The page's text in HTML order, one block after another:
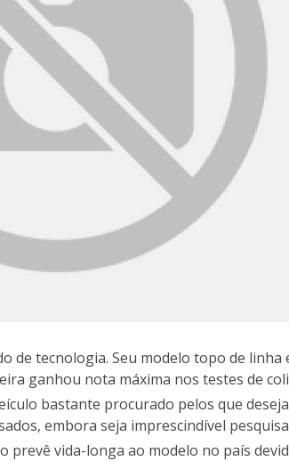
de tecnologia. Seu modelo topo de
ganhou nota máxima nos testes de
bastante procurado pelos que
embora seja imprescindível
prevê vida-longa ao modelo no país